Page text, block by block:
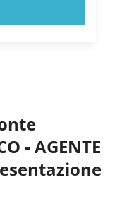
- AGENTE